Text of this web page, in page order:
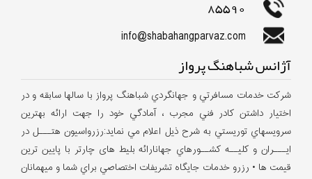
85590
info@shabahangparvaz.com
آژانس شباهنگ پرواز
شركت خدمات مسافرتي و جهانگردي شباهنگ پرواز با سالها سابقه و در
اختيار داشتن كادر فني مجرب ، آمادگي خود را جهت ارائه بهترين
سرويسهاي توريستي به شرح ذيل اعلام مي نمايد:رزرواسيون هتـــل در
ايـــران و كليــه كشــورهاي جهانارائه بلیط های چارتر با پایین ترین
قیمت ها • رزرو خدمات جايگاه تشريفات اختصاصي براي شما و ميهمانان